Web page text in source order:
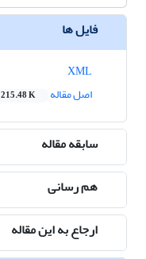
فایل ها
اصل مقاله
215.48 K
سابقه مقاله
هم رسانی
ارجاع به این مقاله